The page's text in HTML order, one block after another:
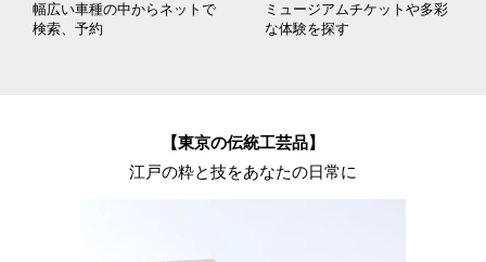
幅広い車種の中からネットで
検索、予約
ミュージアムチケットや多彩
な体験を探す
【東京の伝統工芸品】
江戸の粋と技をあなたの日常に